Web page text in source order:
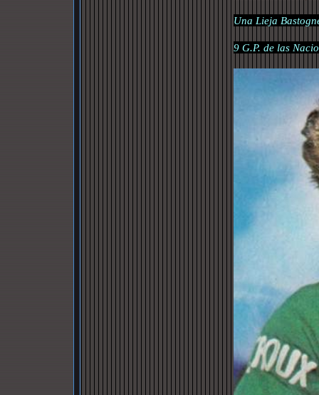
Una Lieja
9 G.P. de las